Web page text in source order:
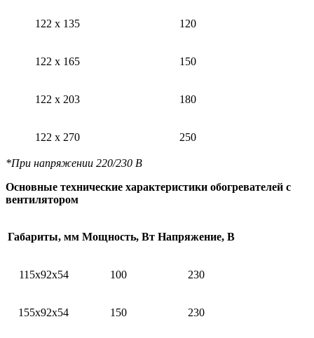
122 х 135 120
122 х 165 150
122 х 203 180
122 х 270 250
*При напряжении 220/230 В
Основные технические характеристики обогревателей с
вентилятором
Габариты, мм Мощность, Вт Напряжение, В
115х92х54 100 230
155х92х54 150 230